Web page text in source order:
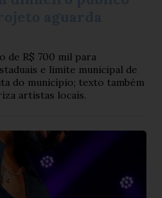
de R$ 700 mil para
e limite municipal de
do município; texto também
artistas locais.